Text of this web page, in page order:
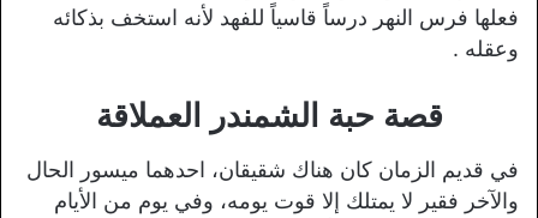
فعلها فرس النهر درساً قاسياً للفهد لأنه استخف بذكائه
وعقله .
قصة حبة الشمندر العملاقة
في قديم الزمان كان هناك شقيقان، احدهما ميسور الحال
والآخر فقير لا يمتلك إلا قوت يومه، وفي يوم من الأيام